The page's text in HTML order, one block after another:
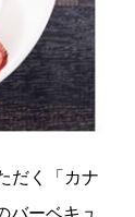
だく「カナ